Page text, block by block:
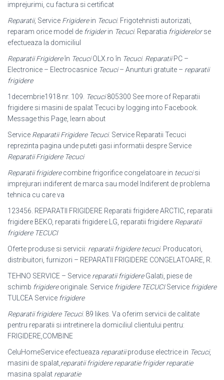
imprejurimi, cu factura si certificat
Reparatii, Service Frigiderein Tecuci. Frigotehnisti autorizati,
reparam orice model de frigiderin Tecuci. Reparatia frigiderelorse
efectueaza la domiciliul
Reparatii Frigidereîn TecuciOLX.ro în Tecuci. ReparatiiPC –
Electronice – Electrocasnice Tecuci– Anunturi gratuite – reparatii
frigidere
1decembrie1918 nr. 109. Tecuci805300 See more of Reparatii
frigidere si masini de spalat Tecuci by logging into Facebook.
Message this Page, learn about
Service Reparatii Frigidere Tecuci. Service Reparatii Tecuci
reprezinta pagina unde puteti gasi informatii despre Service
Reparatii Frigidere Tecuci
Reparatii frigiderecombine frigorifice congelatoare in tecucisi
imprejurari indiferent de marca sau model Indiferent de problema
tehnica cu care va
123456. REPARATII FRIGIDERE Reparatii frigidere ARCTIC, reparatii
frigidere BEKO, reparatii frigidere LG, reparatii frigidere Reparatii
frigidere TECUCI
Oferte produse si servicii: reparatii frigidere tecuci. Producatori,
distribuitori, furnizori – REPARATII FRIGIDERE CONGELATOARE, R.
TEHNO SERVICE – Service reparatii frigidereGalati, piese de
schimb frigidereoriginale. Service frigidere TECUCIService frigidere
TULCEA Service frigidere
Reparatii frigidere Tecuci. 89 likes. Va oferim servicii de calitate
pentru reparatii si intretinere la domiciliul clientului pentru:
FRIGIDERE,COMBINE
CeluHomeService efectueaza reparatiiproduse electrice in Tecuci,
masini de spalat,reparatii frigidere reparatie frigider reparatie
masina spalat reparatie